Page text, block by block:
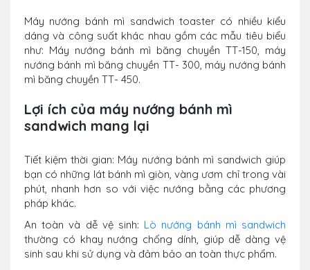
Máy nướng bánh mì sandwich toaster có nhiều kiểu
dáng và công suất khác nhau gồm các mẫu tiêu biểu
như: Máy nướng bánh mì băng chuyền TT-150, máy
nướng bánh mì băng chuyền TT- 300, máy nướng bánh
mì băng chuyền TT- 450.
Lợi ích của máy nướng bánh mì
sandwich mang lại
Tiết kiệm thời gian: Máy nướng bánh mì sandwich giúp
bạn có những lát bánh mì giòn, vàng ươm chỉ trong vài
phút, nhanh hơn so với việc nướng bằng các phương
pháp khác.
An toàn và dễ vệ sinh: Lò nướng bánh mì sandwich
thường có khay nướng chống dính, giúp dễ dàng vệ
sinh sau khi sử dụng và đảm bảo an toàn thực phẩm.